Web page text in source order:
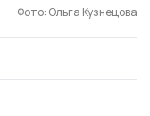
Фото: Ольга Кузнецова